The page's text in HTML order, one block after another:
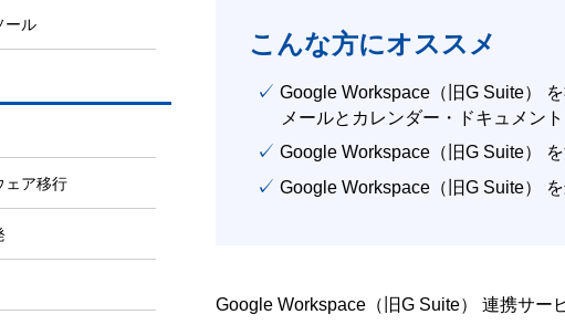
ール
ェア移行
こんな方にオススメ
✓ Google Workspace（旧G Suite）
メールとカレンダー・ドキュメン
✓ Google Workspace（旧G Suite）
✓ Google Workspace（旧G Suite）
Google Workspace（旧G Suite） 連携サー